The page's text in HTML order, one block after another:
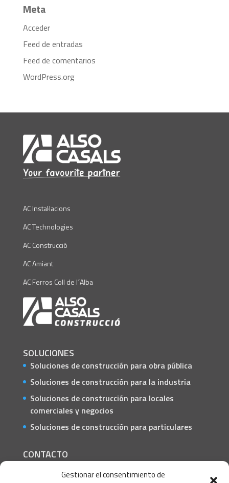
Gestionar el consentimiento de
Meta
Acceder
Feed de entradas
Feed de comentarios
WordPress.org
AC Instal·lacions
AC Technologies
AC Construcció
AC Amiant
AC Ferros Coll de l´Alba
SOLUCIONES
Soluciones de construcción para obra pública
Soluciones de construcción para la industria
Soluciones de construcción para locales
comerciales y negocios
Soluciones de construcción para particulares
CONTACTO
C/ Barcelona, 74 – Tortosa 43500